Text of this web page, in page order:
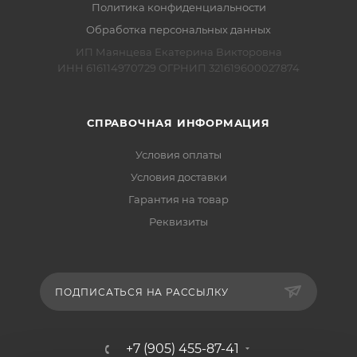
Политика конфиденциальности
Обработка персональных данных
ИП Маянцева Екатерина Викторовна
ИНН 616114970729 ОГРНИП 321619600027874
СПРАВОЧНАЯ ИНФОРМАЦИЯ
Условия оплаты
Условия доставки
Гарантия на товар
Реквизиты
ПОДПИСАТЬСЯ НА РАССЫЛКУ
+7 (905) 455-87-41